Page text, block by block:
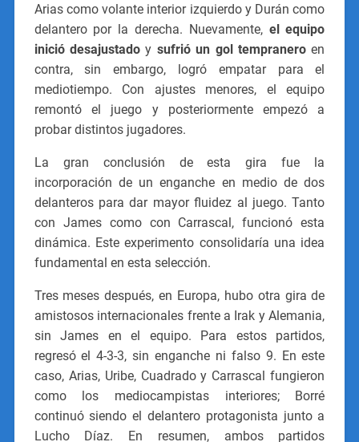
Arias como volante interior izquierdo y Durán como
delantero por la derecha. Nuevamente, el equipo
inició desajustadoy sufrió un gol tempraneroen
contra, sin embargo, logró empatar para el
mediotiempo. Con ajustes menores, el equipo
remontó el juego y posteriormente empezó a
probar distintos jugadores.
La gran conclusión de esta gira fue la
incorporación de un enganche en medio de dos
delanteros para dar mayor fluidez al juego. Tanto
con James como con Carrascal, funcionó esta
dinámica. Este experimento consolidaría una idea
fundamental en esta selección.
Tres meses después, en Europa, hubo otra gira de
amistosos internacionales frente a Irak y Alemania,
sin James en el equipo. Para estos partidos,
regresó el 4-3-3, sin enganche ni falso 9. En este
caso, Arias, Uribe, Cuadrado y Carrascal fungieron
como los mediocampistas interiores; Borré
continuó siendo el delantero protagonista junto a
Lucho Díaz. En resumen, ambos partidos